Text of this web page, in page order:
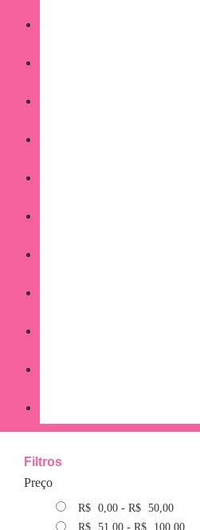
Filtros
Preço
R$ 0,00 - R$ 50,00
R$ 51,00 - R$ 100,00